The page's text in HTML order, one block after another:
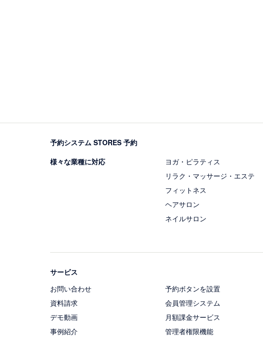
予約システム STORES 予約
様々な業種に対応
ヨガ・ピラティス
リラク・マッサージ・エステ
フィットネス
ヘアサロン
ネイルサロン
サービス
お問い合わせ
資料請求
デモ動画
事例紹介
予約ボタンを設置
会員管理システム
月額課金サービス
管理者権限機能